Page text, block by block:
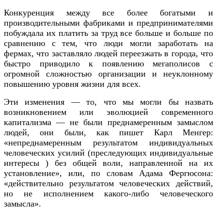
Конкуренция между все более богатыми и
производительными фабриками и предпринимателями
побуждала их платить за труд все больше и больше по
сравнению с тем, что люди могли заработать на
фермах, что заставляло людей переезжать в города, что
быстро приводило к появлению мегаполисов с
огромной сложностью организации и неуклонному
повышению уровня жизни для всех.
Эти изменения — то, что мы могли бы назвать
возникновением или эволюцией современного
капитализма — не были преднамеренным замыслом
людей, они были, как пишет Карл Менгер:
«непреднамеренным результатом индивидуальных
человеческих усилий (преследующих индивидуальные
интересы ) без общей воли, направленной на их
установление», или, по словам Адама Фергюсона:
«действительно результатом человеческих действий,
но не исполнением какого-либо человеческого
замысла».